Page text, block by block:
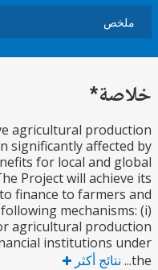
agricultural
been significantly
benefits for local and
The Project will
to finance to
the following
for agricultural
financial institutions
أكثر